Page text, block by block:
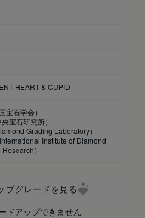
HEART & CUPID
宝石学会）
宝石研究所）
Grading Laboratory）
Institute of Diamond
）
プグレードを見る
ドアップできません